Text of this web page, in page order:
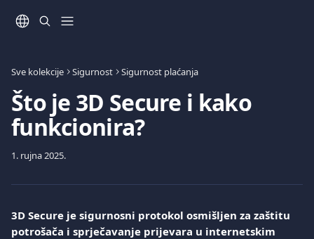
Sve kolekcije Sigurnost Sigurnost plaćanja
Što je 3D Secure i kako
funkcionira?
1. rujna 2025.
3D Secure je sigurnosni protokol osmišljen za zaštitu
potrošača i sprječavanje prijevara u internetskim